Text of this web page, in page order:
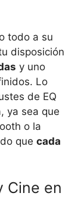
todo a su
disposición
y uno
Lo
de EQ
ya sea que
o la
que cada
Cine en